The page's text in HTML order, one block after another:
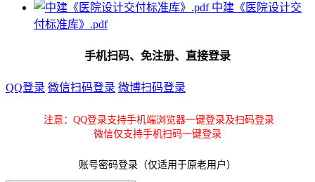
中建《医院设计交
付标准库》.pdf
手机扫码、免注册、直接登录
QQ登录 微信扫码登录 微博扫码登录
注意：QQ登录支持手机端浏览器一键登录及扫码登录
微信仅支持手机扫码一键登录
账号密码登录（仅适用于原老用户）